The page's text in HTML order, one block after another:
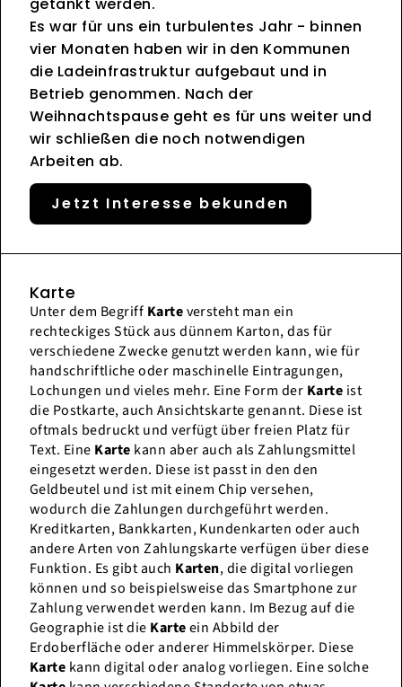
Es war für uns ein turbulentes Jahr - binnen
vier Monaten haben wir in den Kommunen
die Ladeinfrastruktur aufgebaut und in
Betrieb genommen. Nach der
Weihnachtspause geht es für uns weiter und
wir schließen die noch notwendigen
Arbeiten ab.
Jetzt Interesse bekunden
Karte
Unter dem Begriff Karteversteht man ein
rechteckiges Stück aus dünnem Karton, das für
verschiedene Zwecke genutzt werden kann, wie für
handschriftliche oder maschinelle Eintragungen,
Lochungen und vieles mehr. Eine Form der Karte ist
die Postkarte, auch Ansichtskarte genannt. Diese ist
oftmals bedruckt und verfügt über freien Platz für
Text. Eine Karte kann aber auch als Zahlungsmittel
eingesetzt werden. Diese ist passt in den den
Geldbeutel und ist mit einem Chip versehen,
wodurch die Zahlungen durchgeführt werden.
Kreditkarten, Bankkarten, Kundenkarten oder auch
andere Arten von Zahlungskarte verfügen über diese
Funktion. Es gibt auch Karten, die digital vorliegen
können und so beispielsweise das Smartphone zur
Zahlung verwendet werden kann. Im Bezug auf die
Geographie ist die Karteein Abbild der
Erdoberfläche oder anderer Himmelskörper. Diese
Karte kann digital oder analog vorliegen. Eine solche